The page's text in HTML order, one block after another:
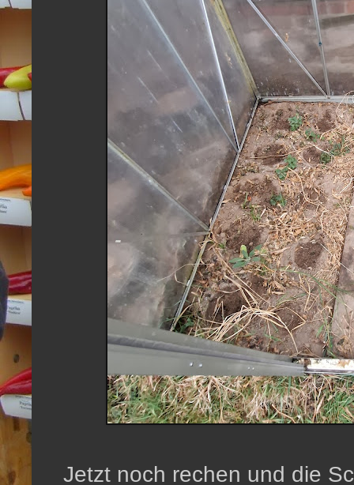
Jetzt noch rechen und die